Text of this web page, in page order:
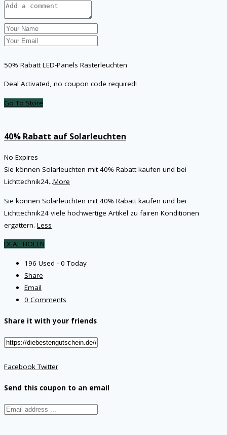
50% Rabatt LED-Panels Rasterleuchten
Deal Activated, no coupon code required!
Go To Store
40% Rabatt auf Solarleuchten
No Expires
Sie können Solarleuchten mit 40% Rabatt kaufen und bei
Lichttechnik24...More
Sie können Solarleuchten mit 40% Rabatt kaufen und bei
Lichttechnik24 viele hochwertige Artikel zu fairen Konditionen
ergattern. Less
DEAL HOLEN
196 Used - 0 Today
Share
Email
0 Comments
Share it with your friends
FacebookTwitter
Send this coupon to an email